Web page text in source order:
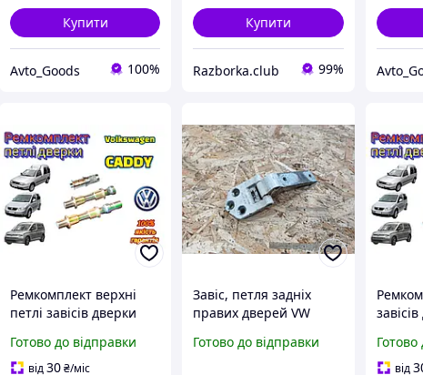
Купити
Avto_Goods 100%
Купити
Razborka.club 99%
Ремкомплект верхні
петлі завісів дверки
(Фольксваген Кадді 1)
1979 1996 втулки та
Готово до відправки
від30₴/міс
Завіс, петля задніх
правих дверей VW
Фольксваген Кадді
Готово до відправки
1995
Готово
від